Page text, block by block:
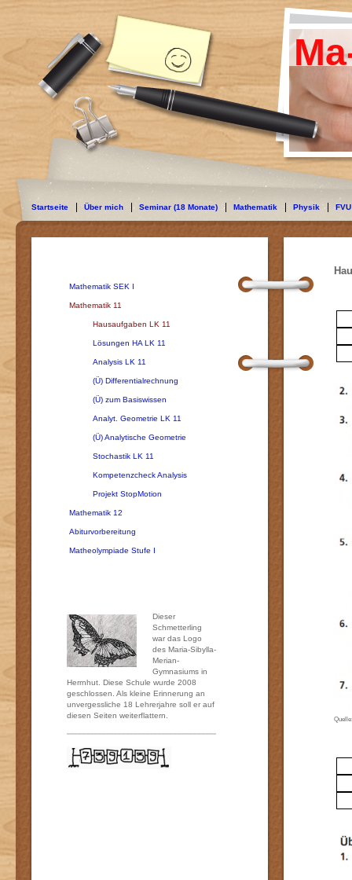
Startseite Über mich Seminar (18 Monate) Mathematik Physik
Mathematik SEK I
Mathematik 11
Hausaufgaben LK 11
Lösungen HA LK 11
Analysis LK 11
(Ü) Differentialrechnung
(Ü) zum Basiswissen
Analyt. Geometrie LK 11
(Ü) Analytische Geometrie
Stochastik LK 11
Kompetenzcheck Analysis
Projekt StopMotion
Mathematik 12
Abiturvorbereitung
Matheolympiade Stufe I
Dieser
Schmetterling
war das Logo
des Maria-Sibylla-
Merian-
Gymnasiums in
Herrnhut. Diese Schule wurde 2008
geschlossen. Als kleine Erinnerung an
unvergessliche 18 Lehrerjahre soll er auf
diesen Seiten weiterflattern.